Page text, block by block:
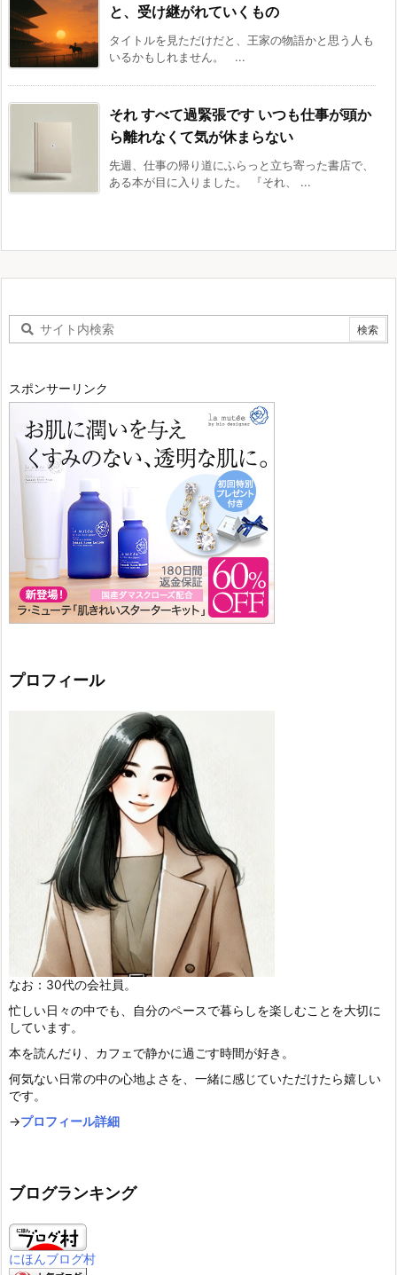
と、受け継がれていくもの
タイトルを見ただけだと、王家の物語かと思う人も
いるかもしれません。 ...
それ すべて過緊張です いつも仕事が頭か
ら離れなくて気が休まらない
先週、仕事の帰り道にふらっと立ち寄った書店で、
ある本が目に入りました。 『それ、 ...
スポンサーリンク
プロフィール
なお：30代の会社員。
忙しい日々の中でも、自分のペースで暮らしを楽しむことを大切に
しています。
本を読んだり、カフェで静かに過ごす時間が好き。
何気ない日常の中の心地よさを、一緒に感じていただけたら嬉しい
です。
→プロフィール詳細
ブログランキング
にほんブログ村